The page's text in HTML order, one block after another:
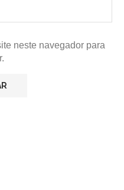
neste navegador para